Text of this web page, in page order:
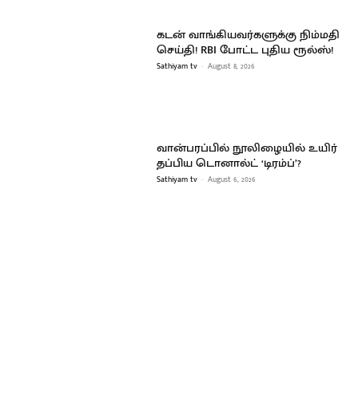
கடன் வாங்கியவர்களுக்கு நிம்மதி
செய்தி! RBI போட்ட புதிய ரூல்ஸ்!
Sathiyam tv - August 8, 2026
வான்பரப்பில் நூலிழையில் உயிர்
தப்பிய டொனால்ட் ‘டிரம்ப்’?
Sathiyam tv - August 6, 2026